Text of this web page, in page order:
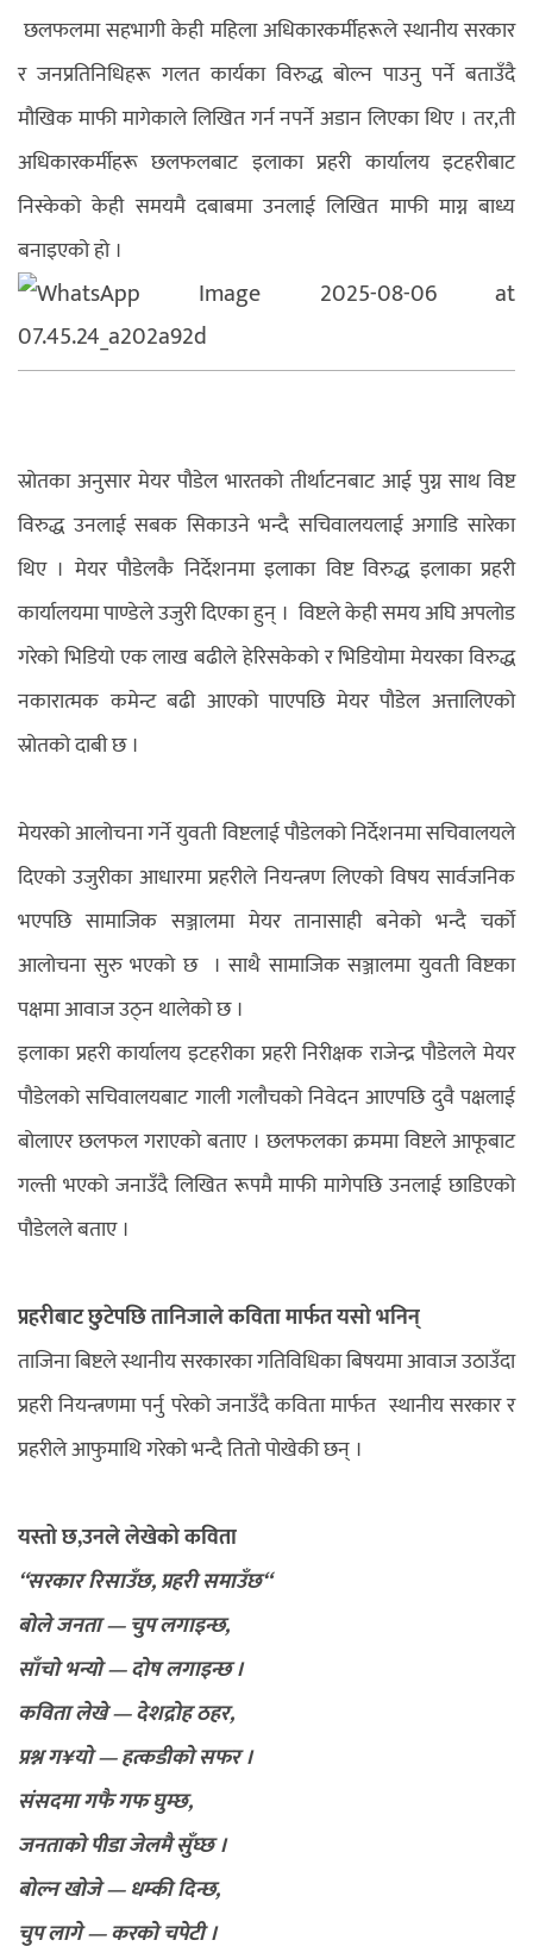
छलफलमा सहभागी केही महिला अधिकारकर्मीहरूले स्थानीय सरकार
र जनप्रतिनिधिहरू गलत कार्यका विरुद्ध बोल्न पाउनु पर्ने बताउँदै
मौखिक माफी मागेकाले लिखित गर्न नपर्ने अडान लिएका थिए । तर,ती
अधिकारकर्मीहरू छलफलबाट इलाका प्रहरी कार्यालय इटहरीबाट
निस्केको केही समयमै दबाबमा उनलाई लिखित माफी माग्न बाध्य
बनाइएको हो ।
स्रोतका अनुसार मेयर पौडेल भारतको तीर्थाटनबाट आई पुग्न साथ विष्ट
विरुद्ध उनलाई सबक सिकाउने भन्दै सचिवालयलाई अगाडि सारेका
थिए । मेयर पौडेलकै निर्देशनमा इलाका विष्ट विरुद्ध इलाका प्रहरी
कार्यालयमा पाण्डेले उजुरी दिएका हुन् । विष्टले केही समय अघि अपलोड
गरेको भिडियो एक लाख बढीले हेरिसकेको र भिडियोमा मेयरका विरुद्ध
नकारात्मक कमेन्ट बढी आएको पाएपछि मेयर पौडेल अत्तालिएको
स्रोतको दाबी छ ।
मेयरको आलोचना गर्ने युवती विष्टलाई पौडेलको निर्देशनमा सचिवालयले
दिएको उजुरीका आधारमा प्रहरीले नियन्त्रण लिएको विषय सार्वजनिक
भएपछि सामाजिक सञ्जालमा मेयर तानासाही बनेको भन्दै चर्को
आलोचना सुरु भएको छ । साथै सामाजिक सञ्जालमा युवती विष्टका
पक्षमा आवाज उठ्न थालेको छ ।
इलाका प्रहरी कार्यालय इटहरीका प्रहरी निरीक्षक राजेन्द्र पौडेलले मेयर
पौडेलको सचिवालयबाट गाली गलौचको निवेदन आएपछि दुवै पक्षलाई
बोलाएर छलफल गराएको बताए । छलफलका क्रममा विष्टले आफूबाट
गल्ती भएको जनाउँदै लिखित रूपमै माफी मागेपछि उनलाई छाडिएको
पौडेलले बताए ।
प्रहरीबाट छुटेपछि तानिजाले कविता मार्फत यसो भनिन्
ताजिना बिष्टले स्थानीय सरकारका गतिविधिका बिषयमा आवाज उठाउँदा
प्रहरी नियन्त्रणमा पर्नु परेको जनाउँदै कविता मार्फत स्थानीय सरकार र
प्रहरीले आफुमाथि गरेको भन्दै तितो पोखेकी छन् ।
यस्तो छ,उनले लेखेको कविता
“सरकार रिसाउँछ, प्रहरी समाउँछ“
बोले जनता — चुप लगाइन्छ,
साँचो भन्यो — दोष लगाइन्छ ।
कविता लेखे — देशद्रोह ठहर,
प्रश्न ग¥यो — हत्कडीको सफर ।
संसदमा गफै गफ घुम्छ,
जनताको पीडा जेलमै सुँघ्छ ।
बोल्न खोजे — धम्की दिन्छ,
चुप लागे — करको चपेटी ।